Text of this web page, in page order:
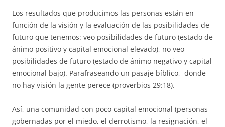
Los resultados que producimos las personas están en
función de la visión y la evaluación de las posibilidades de
futuro que tenemos: veo posibilidades de futuro (estado de
ánimo positivo y capital emocional elevado), no veo
posibilidades de futuro (estado de ánimo negativo y capital
emocional bajo). Parafraseando un pasaje bíblico, donde
no hay visión la gente perece (proverbios 29:18).
Así, una comunidad con poco capital emocional (personas
gobernadas por el miedo, el derrotismo, la resignación, el